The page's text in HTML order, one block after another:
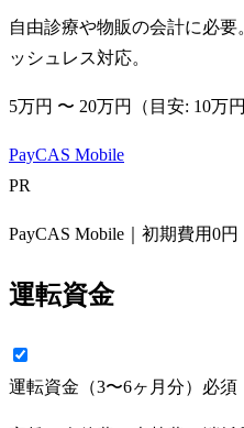
自由診療や物販の会計に必要
ッシュレス対応。
5万円 〜 20万円 （目安: 10万円
PayCAS Mobile
PR
PayCAS Mobile｜初期費用0
運転資金
運転資金（3〜6ヶ月分） 必須